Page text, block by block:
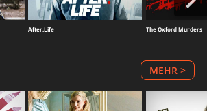
After.Life The Oxford Murders
MEHR >